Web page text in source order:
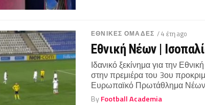
ΕΘΝΙΚΕΣ ΟΜΑΔΕΣ / 4 έτη ago
Εθνική Νέων |
Ιδανικό ξεκίνημα για την
στην πρεμιέρα του 3ου
Ευρωπαϊκό Πρωτάθλημα Νέων,
ByFootball Academia